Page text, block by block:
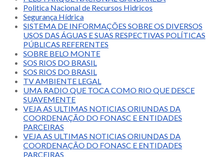
Politica Nacional de Recursos Hidricos
Segurança Hídrica
SISTEMA DE INFORMAÇÕES SOBRE OS DIVERSOS
USOS DAS ÁGUAS E SUAS RESPECTIVAS POLÍTICAS
PÚBLICAS REFERENTES
SOBRE BELO MONTE
SOS RIOS DO BRASIL
SOS RIOS DO BRASIL
TV AMBIENTE LEGAL
UMA RADIO QUE TOCA COMO RIO QUE DESCE
SUAVEMENTE
VEJA AS ULTIMAS NOTICIAS ORIUNDAS DA
COORDENAÇÃO DO FONASC E ENTIDADES
PARCEIRAS
VEJA AS ULTIMAS NOTICIAS ORIUNDAS DA
COORDENAÇÃO DO FONASC E ENTIDADES
PARCEIRAS